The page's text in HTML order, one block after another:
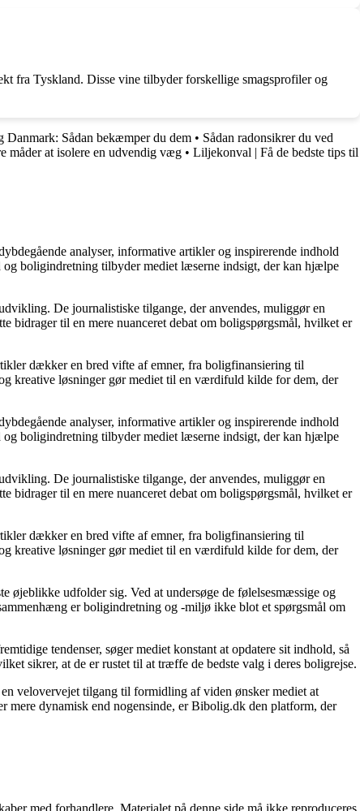
fra Tyskland. Disse vine tilbyder forskellige smagsprofiler og
Danmark: Sådan bekæmper du dem • Sådan radonsikrer du ved
måder at isolere en udvendig væg • Liljekonval | Få de bedste tips til
analyser, informative artikler og inspirerende indhold
boligindretning tilbyder mediet læserne indsigt, der kan hjælpe
De journalistiske tilgange, der anvendes, muliggør en
bidrager til en mere nuanceret debat om boligspørgsmål, hvilket er
dækker en bred vifte af emner, fra boligfinansiering til
kreative løsninger gør mediet til en værdifuld kilde for dem, der
analyser, informative artikler og inspirerende indhold
boligindretning tilbyder mediet læserne indsigt, der kan hjælpe
De journalistiske tilgange, der anvendes, muliggør en
bidrager til en mere nuanceret debat om boligspørgsmål, hvilket er
dækker en bred vifte af emner, fra boligfinansiering til
kreative løsninger gør mediet til en værdifuld kilde for dem, der
øjeblikke udfolder sig. Ved at undersøge de følelsesmæssige og
er boligindretning og -miljø ikke blot et spørgsmål om
tendenser, søger mediet konstant at opdatere sit indhold, så
sikrer, at de er rustet til at træffe de bedste valg i deres boligrejse.
velovervejet tilgang til formidling af viden ønsker mediet at
mere dynamisk end nogensinde, er Bibolig.dk den platform, der